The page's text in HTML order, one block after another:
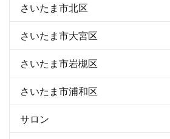
さいたま市北区
さいたま市大宮区
さいたま市岩槻区
さいたま市浦和区
サロン